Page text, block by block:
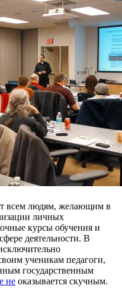
всем людям, желающим в
личных
курсы обучения и
деятельности. В
ученикам педагоги,
государственным
не оказывается скучным.